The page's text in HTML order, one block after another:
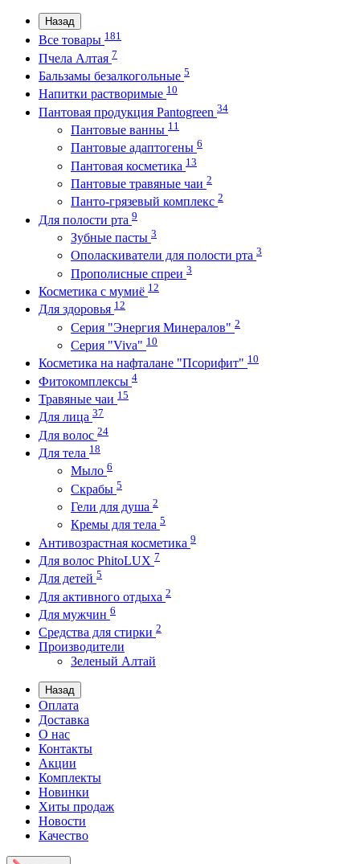
Назад
Все товары 181
Пчела Алтая 7
Бальзамы безалкогольные 5
Напитки растворимые 10
Пантовая продукция Pantogreen 34
Пантовые ванны 11
Пантовые адаптогены 6
Пантовая косметика 13
Пантовые травяные чаи 2
Панто-грязевый комплекс 2
Для полости рта 9
Зубные пасты 3
Ополаскиватели для полости рта 3
Прополисные спреи 3
Косметика с мумиё 12
Для здоровья 12
Серия "Энергия Минералов" 2
Серия "Viva" 10
Косметика на нафталане "Псорифит" 10
Фитокомплексы 4
Травяные чаи 15
Для лица 37
Для волос 24
Для тела 18
Мыло 6
Скрабы 5
Гели для душа 2
Кремы для тела 5
Антивозрастная косметика 9
Для волос PhitoLUX 7
Для детей 5
Для активного отдыха 2
Для мужчин 6
Средства для стирки 2
Производители
Зеленый Алтай
Назад
Оплата
Доставка
О нас
Контакты
Акции
Комплекты
Новинки
Хиты продаж
Новости
Качество